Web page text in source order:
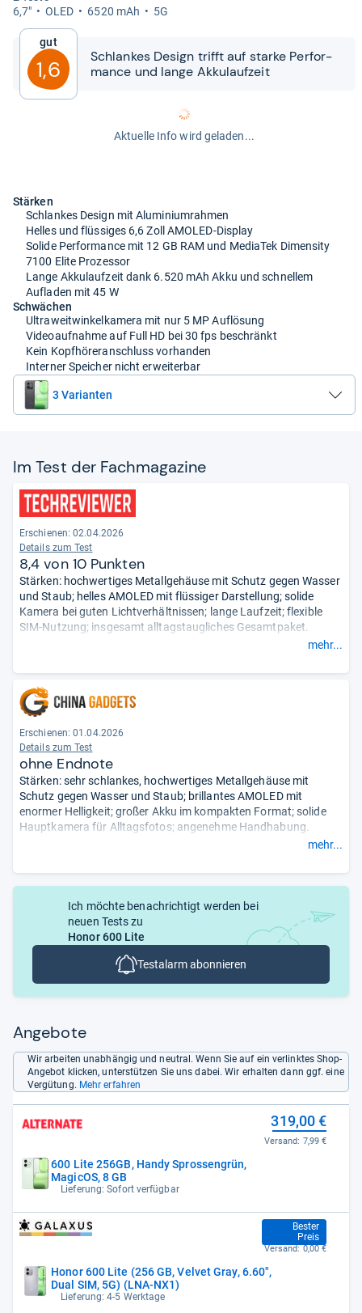
6,7"
OLED 6520 mAh 5G
Gut
1,6
Schlan­kes Design trifft auf starke Per­for­
mance und lange Akku­lauf­zeit
Aktuelle Info wird geladen...
Stärken
Schlankes Design mit Aluminiumrahmen
Helles und flüssiges 6,6 Zoll AMOLED-Display
Solide Performance mit 12 GB RAM und MediaTek Dimensity
7100 Elite Prozessor
Lange Akkulaufzeit dank 6.520 mAh Akku und schnellem
Aufladen mit 45 W
Schwächen
Ultraweitwinkelkamera mit nur 5 MP Auflösung
Videoaufnahme auf Full HD bei 30 fps beschränkt
Kein Kopfhöreranschluss vorhanden
Interner Speicher nicht erweiterbar
3 Varianten
Im Test der Fach­ma­ga­zine
Erschienen:02.04.2026
Details zum Test
8,4 von 10 Punkten
Stärken: hochwertiges Metallgehäuse mit Schutz gegen Wasser
und Staub; helles AMOLED mit flüssiger Darstellung; solide
Kamera bei guten Lichtverhältnissen; lange Laufzeit; flexible
SIM-Nutzung; insgesamt alltagstaugliches Gesamtpaket.
Schwächen: glatte Oberfläche macht das Gerät etwas rutschig;
mittelmäßig; kein Speicherkartensteckplatz.
- Zusammengefasst durch unsere Redaktion.
mehr...
Erschienen:01.04.2026
Details zum Test
ohne Endnote
Stärken: sehr schlankes, hochwertiges Metallgehäuse mit
Schutz gegen Wasser und Staub; brillantes AMOLED mit
enormer Helligkeit; großer Akku im kompakten Format; solide
Hauptkamera für Alltagsfotos; angenehme Handhabung.
Schwächen: Ausdauer trotz großer Kapazität nicht überragend;
Ultraweitwinkelkamera schwach; keine optische Stabilisierung;
Zoomqualität mäßig; Preis zum Start zu hoch.
- Zusammengefasst durch unsere Redaktion.
mehr...
Ich möchte benachrichtigt werden bei
neuen Tests zu
Honor 600 Lite
Testalarm abonnieren
Angebote
Wir arbeiten unabhängig und neutral. Wenn Sie auf ein verlinktes Shop-
Angebot klicken, unterstützen Sie uns dabei. Wir erhalten dann ggf. eine
Vergütung. Mehr erfahren
600 Lite 256GB, Handy Sprossengrün,
MagicOS, 8 GB
Lieferung: Sofort verfügbar
319,00 €
Versand: 7,99 €
Honor 600 Lite (256 GB, Velvet Gray, 6.60",
Dual SIM, 5G) (LNA-NX1)
Lieferung: 4-5 Werktage
Bester
Preis
322,39 €
Versand: 0,00 €